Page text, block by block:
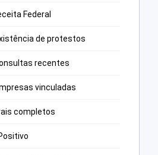
Federal
de protestos
recentes
vinculadas
completos